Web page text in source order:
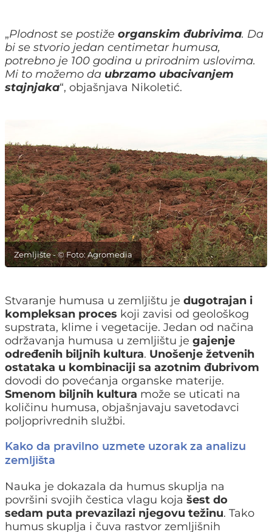
„Plodnost se postiže organskim đubrivima. Da
bi se stvorio jedan centimetar humusa,
potrebno je 100 godina u prirodnim uslovima.
Mi to možemo da ubrzamo ubacivanjem
stajnjaka“, objašnjava Nikoletić.
Zemljište - © Foto: Agromedia
Stvaranje humusa u zemljištu je dugotrajan i
kompleksan proces koji zavisi od geološkog
supstrata, klime i vegetacije. Jedan od načina
održavanja humusa u zemljištu je gajenje
određenih biljnih kultura. Unošenje žetvenih
ostataka u kombinaciji sa azotnim đubrivom
dovodi do povećanja organske materije.
Smenom biljnih kultura može se uticati na
količinu humusa, objašnjavaju savetodavci
poljoprivrednih službi.
Kako da pravilno uzmete uzorak za analizu
zemljišta
Nauka je dokazala da humus skuplja na
površini svojih čestica vlagu koja šest do
sedam puta prevazilazi njegovu težinu. Tako
humus skuplja i čuva rastvor zemljišnih